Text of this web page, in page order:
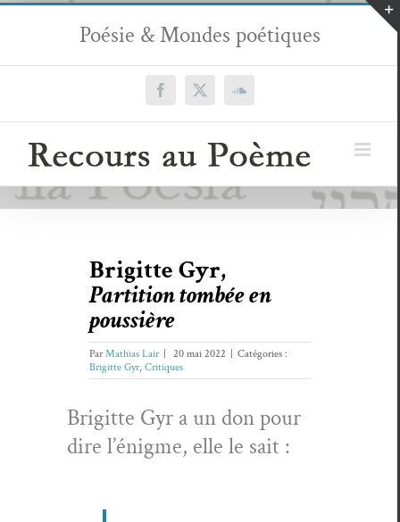
Passer
contenu
Poésie & Mondes poétiques
Facebook
X SoundCloud
Brigitte Gyr,
Partition tombée en
poussière
ParMathias Lair 20 mai 2022
Catégories :
Brigitte Gyr, Critiques
Brigitte Gyr a un don pour
dire l’énigme, elle le sait :